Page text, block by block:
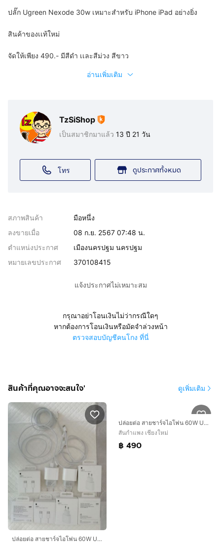
ปลั๊ก Ugreen Nexode 30w เหมาะสำหรับ iPhone iPad อย่างยิ่ง
สินค้าของเเท้ใหม่
จัดให้เพียง 490.- มีสีดำ เเละสีม่วง สีขาว
อ่านเพิ่มเติม
TzSiShop
เป็นสมาชิกมาแล้ว 13 ปี 21 วัน
โทร ดูประกาศทั้งหมด
สภาพสินค้า
มือหนึ่ง
ลงขายเมื่อ
08 ก.ย. 2567 07:48 น.
ตำแหน่งประกาศ
เมืองนครปฐม นครปฐม
หมายเลขประกาศ
370108415
แจ้งประกาศไม่เหมาะสม
กรุณาอย่าโอนเงินไม่ว่ากรณีใดๆ
หากต้องการโอนเงินหรือมัดจำล่วงหน้า
ตรวจสอบบัญชีคนโกง ที่นี่
สินค้าที่คุณอาจจะสนใจ' ดูเพิ่มเติม
ปล่อยต่อ สายชาร์จไอโฟน 60W USB-C ของแท้ มือสอง และ อะแดปเตอร์แปลงไฟ Apple USB-C 20 วัตต์ มือสองของแท้ พร้อมส่ง
ปล่อยต่อ สายชาร์จไอโฟน 60W USB-C ของแท้ มือสอง และ อะแดปเตอร์แปลงไฟ Apple USB-C 20 วัตต์ มือสองของแท้ พร้อมส่ง
สันกำแพง เชียงใหม่
฿ 490